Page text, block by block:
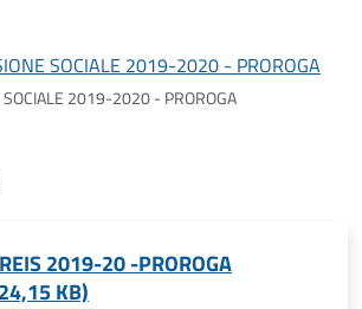
SOCIALE 2019-2020 - PROROGA
2019-20 -PROROGA
KB)